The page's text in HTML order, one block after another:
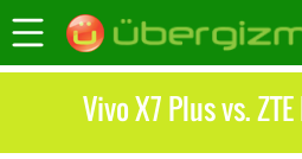
Vivo X7 Plus vs.